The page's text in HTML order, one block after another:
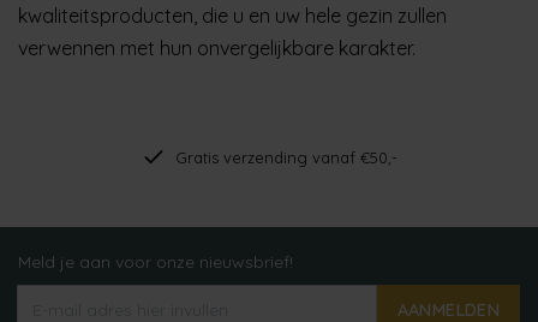
kwaliteitsproducten, die u en uw hele gezin zullen
verwennen met hun onvergelijkbare karakter.
Gratis verzending vanaf €50,-
Meld je aan voor onze nieuwsbrief!
AANMELDEN